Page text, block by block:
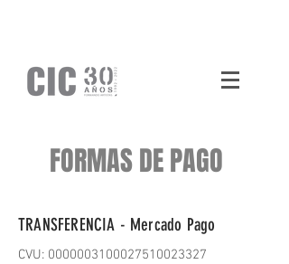
FORMAS DE PAGO
TRANSFERENCIA - Mercado Pago
CVU: 0000003100027510023327